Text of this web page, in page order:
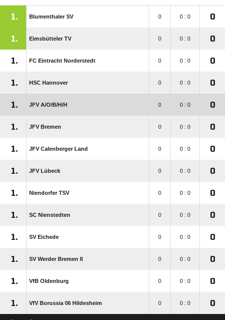
1. Blumenthaler SV 0 0 : 0 0
1. Eimsbütteler TV 0 0 : 0 0
1. FC Eintracht Norderstedt 0 0 : 0 0
1. HSC Hannover 0 0 : 0 0
1. JFV A/​O/​B/​H/​H 0 0 : 0 0
1. JFV Bremen 0 0 : 0 0
1. JFV Calenberger Land 0 0 : 0 0
1. JFV Lübeck 0 0 : 0 0
1. Niendorfer TSV 0 0 : 0 0
1. SC Nienstedten 0 0 : 0 0
1. SV Eichede 0 0 : 0 0
1. SV Werder Bremen II 0 0 : 0 0
1. VfB Oldenburg 0 0 : 0 0
1. VfV Borussia 06 Hildesheim 0 0 : 0 0